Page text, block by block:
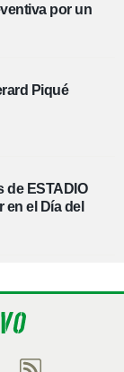
por un
Piqué
de ESTADIO
en el Día del